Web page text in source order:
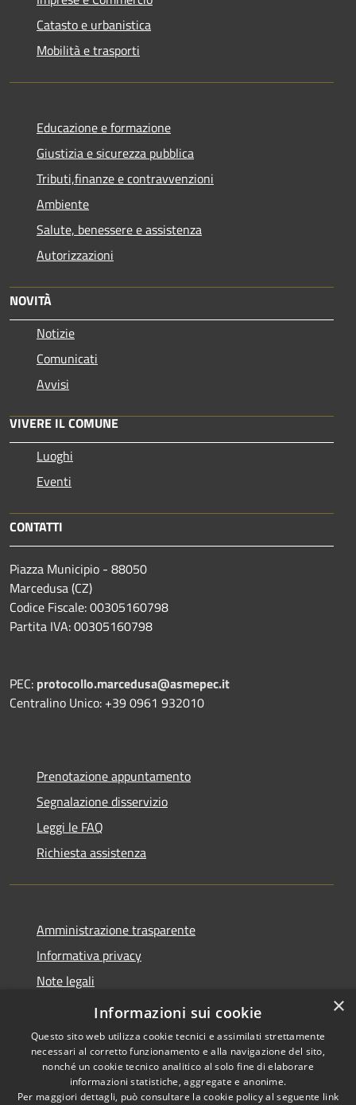
Catasto e urbanistica
Mobilità e trasporti
Educazione e formazione
Giustizia e sicurezza pubblica
Tributi,finanze e contravvenzioni
Ambiente
Salute, benessere e assistenza
Autorizzazioni
NOVITÀ
Notizie
Comunicati
Avvisi
VIVERE IL COMUNE
Luoghi
Eventi
CONTATTI
Piazza Municipio - 88050
Marcedusa (CZ)
Codice Fiscale: 00305160798
Partita IVA: 00305160798
PEC: protocollo.marcedusa@asmepec.it
Centralino Unico: +39 0961 932010
Prenotazione appuntamento
Segnalazione disservizio
Leggi le FAQ
Richiesta assistenza
Amministrazione trasparente
Informativa privacy
Note legali
Dichiarazione di accessibilità
Copyright © 2026 • Comune di
×
Informazioni sui cookie
Questo sito web utilizza cookie tecnici e assimilati strettamente
necessari al corretto funzionamento e alla navigazione del sito,
nonché un cookie tecnico analitico al solo fine di elaborare
informazioni statistiche, aggregate e anonime.
Per maggiori dettagli, può consultare la cookie policy al seguente link